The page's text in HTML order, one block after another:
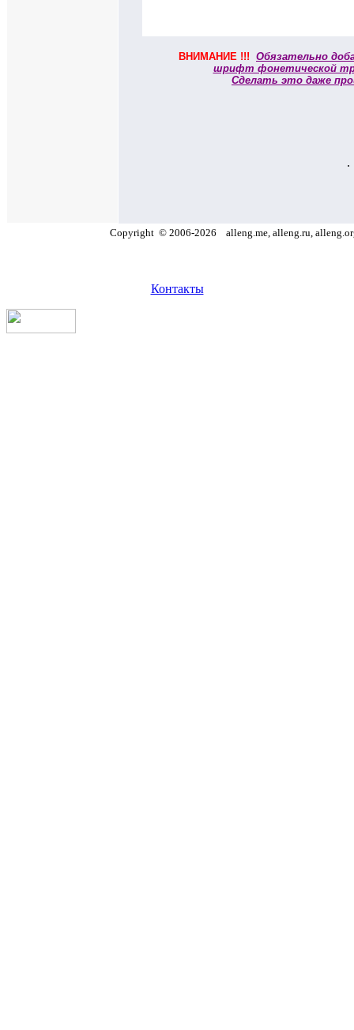
ВНИМАНИЕ !!! Обязательно
шрифт фонетической
Сделать это даже
.
Copyright © 2006-2026 alleng.me, alleng.ru,
Контакты